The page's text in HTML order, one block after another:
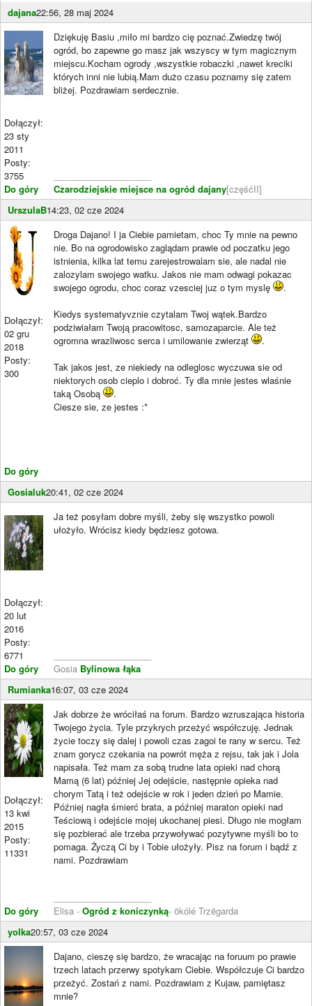
dajana22:56, 28 maj 2024
Dołączył:
23 sty
2011
Posty:
3755
Do góry
Dziękuję Basiu ,miło mi bardzo cię poznać.Zwiedzę twój
ogród, bo zapewne go masz jak wszyscy w tym magicznym
miejscu.Kocham ogrody ,wszystkie robaczki ,nawet kreciki
których inni nie lubią.Mam dużo czasu poznamy się zatem
bliżej. Pozdrawiam serdecznie.
Czarodziejskie miejsce na ogród dajany[częśćII]
UrszulaB14:23, 02 cze 2024
Dołączył:
02 gru
2018
Posty:
300
Do góry
Droga Dajano! I ja Ciebie pamietam, choc Ty mnie na pewno
nie. Bo na ogrodowisko zaglądam prawie od poczatku jego
istnienia, kilka lat temu zarejestrowalam sie, ale nadal nie
zalozylam swojego watku. Jakos nie mam odwagi pokazac
swojego ogrodu, choc coraz vzesciej juz o tym myslę
.
Kiedys systematyvznie czytalam Twoj wątek.Bardzo
podziwiałam Twoją pracowitosc, samozaparcie. Ale też
ogromna wrazliwosc serca i umilowanie zwierząt
.
Tak jakos jest, ze niekiedy na odleglosc wyczuwa sie od
niektorych osob cieplo i dobroć. Ty dla mnie jestes wlaśnie
taką Osobą
.
Ciesze sie, ze jestes :*
Gosialuk20:41, 02 cze 2024
Dołączył:
20 lut
2016
Posty:
6771
Do góry
Ja też posyłam dobre myśli, żeby się wszystko powoli
ułożyło. Wrócisz kiedy będziesz gotowa.
Gosia Bylinowa łąka
Rumianka16:07, 03 cze 2024
Dołączył:
13 kwi
2015
Posty:
11331
Do góry
Jak dobrze że wróciłaś na forum. Bardzo wzruszająca historia
Twojego życia. Tyle przykrych przeżyć współczuję. Jednak
życie toczy się dalej i powoli czas zagoi te rany w sercu. Też
znam gorycz czekania na powrót męża z rejsu, tak jak i Jola
napisała. Też mam za sobą trudne lata opieki nad chorą
Mamą (6 lat) później Jej odejście, następnie opieka nad
chorym Tatą i też odejście w rok i jeden dzień po Mamie.
Później nagła śmierć brata, a później maraton opieki nad
Teściową i odejście mojej ukochanej piesi. Długo nie mogłam
się pozbierać ale trzeba przywoływać pozytywne myśli bo to
pomaga. Życzą Ci by i Tobie ułożyły. Pisz na forum i bądź z
nami. Pozdrawiam
Elisa - Ogród z koniczynką- ökólé Trzëgarda
yolka20:57, 03 cze 2024
Dajano, cieszę się bardzo, że wracając na foruum po prawie
trzech latach przerwy spotykam Ciebie. Współczuje Ci bardzo
przeżyć. Zostań z nami. Pozdrawiam z Kujaw, pamiętasz
mnie?